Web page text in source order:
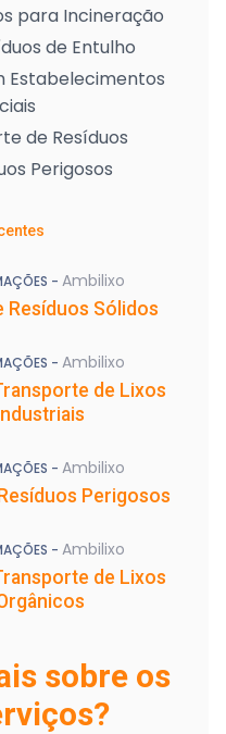
para Incineração
de Entulho
Estabelecimentos
de Resíduos
Perigosos
- Ambilixo
Resíduos Sólidos
- Ambilixo
de Lixos
- Ambilixo
Perigosos
- Ambilixo
de Lixos
sobre os